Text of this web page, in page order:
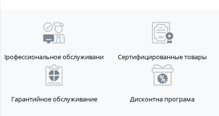
Профессиональное обслуживание Сертифицированные товары
Гарантийное обслуживание Дисконтна програма